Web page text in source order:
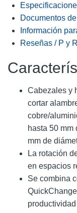
Documentos
Información
Reseñas / P y R
Cabezales y
cortar
cobre/
hasta 50 mm
mm de
La rotación
en espacios
Se combina